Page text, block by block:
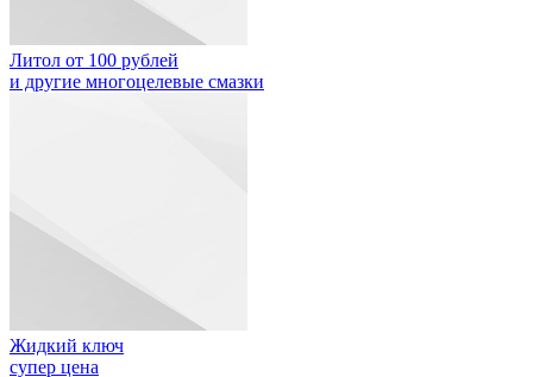
Литол от 100 рублей
и другие многоцелевые смазки
Жидкий ключ
супер цена